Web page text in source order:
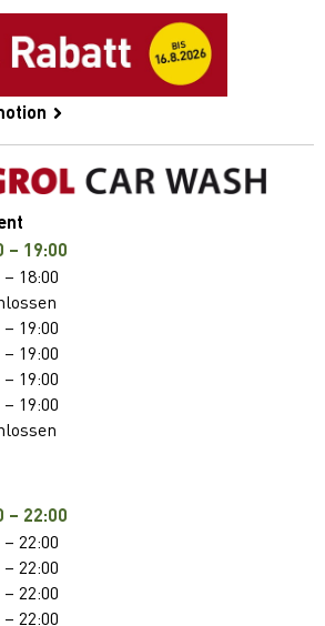
– 19:00
18:00
19:00
19:00
19:00
19:00
– 22:00
22:00
22:00
22:00
22:00